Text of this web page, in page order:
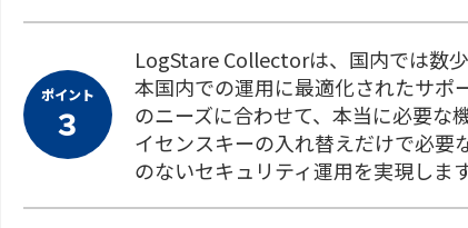
ポイント
３
LogStare Collectorは、国内では数
本国内での運用に最適化されたサポ
のニーズに合わせて、本当に必要な
イセンスキーの入れ替えだけで必
のないセキュリティ運用を実現します